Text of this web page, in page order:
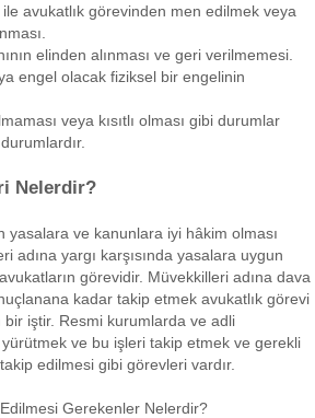
avukatlık görevinden men edilmek veya
elinden alınması ve geri verilmemesi.
engel olacak fiziksel bir engelinin
veya kısıtlı olması gibi durumlar
Nelerdir?
yasalara ve kanunlara iyi hâkim olması
adına yargı karşısında yasalara uygun
görevidir. Müvekkilleri adına dava
kadar takip etmek avukatlık görevi
bir iştir. Resmi kurumlarda ve adli
ve bu işleri takip etmek ve gerekli
edilmesi gibi görevleri vardır.
Gerekenler Nelerdir?